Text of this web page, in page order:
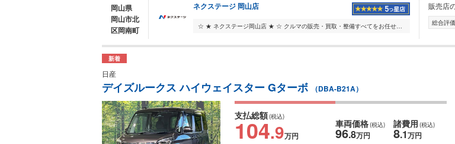
岡山県
岡山市北
区岡南町
ネクステージ 岡山店
☆ ★ ネクステージ岡山店 ★ ☆ クルマの販売・買取・整備すべてをお任せいただける大型店舗です。 お問い合わせも受け付けておりますので、お気軽にご連絡ください♪ ー...
販売店
総合評価
新着
日産
デイズルークス ハイウェイスター Gターボ （DBA-B21A）
支払総額(税込)
104.9万円
車両価格(税込)
96.8万円
諸費用 (税込)
8.1万円